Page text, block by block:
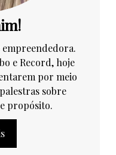
e Record, hoje
por meio
sobre
propósito.